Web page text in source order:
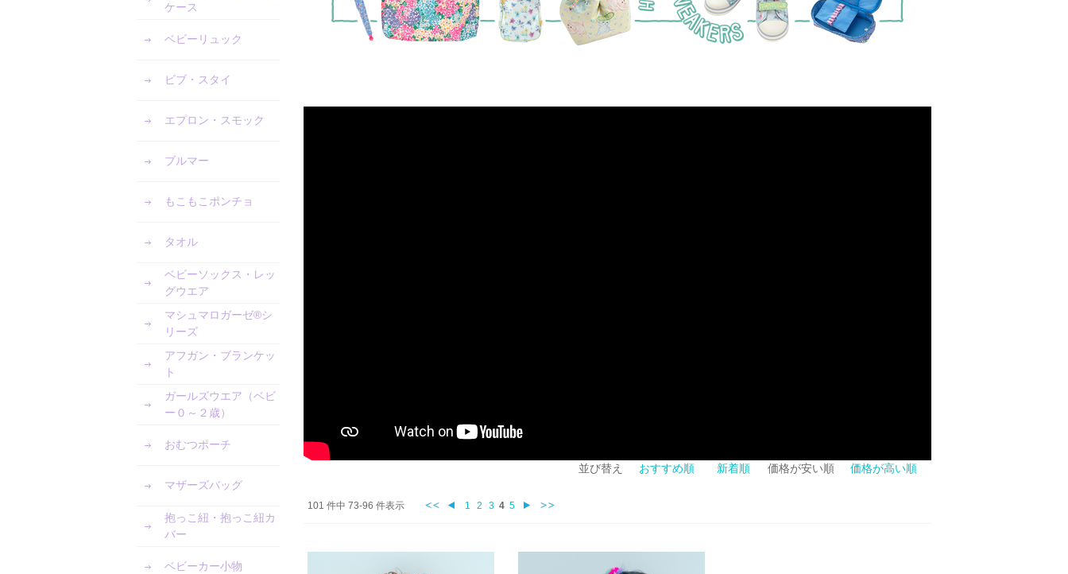
ケース
ベビーリュック
ビブ・スタイ
エプロン・スモック
ブルマー
もこもこポンチョ
タオル
ベビーソックス・レッ
グウエア
マシュマロガーゼ®︎シ
リーズ
アフガン・ブランケッ
ト
ガールズウエア（ベビ
ー０～２歳）
おむつポーチ
マザーズバッグ
抱っこ紐・抱っこ紐カ
バー
ベビーカー小物
並び替え おすすめ順 新着順 価格が安い順 価格が高い順
101 件中 73-96 件表示 1 2 3 4 5